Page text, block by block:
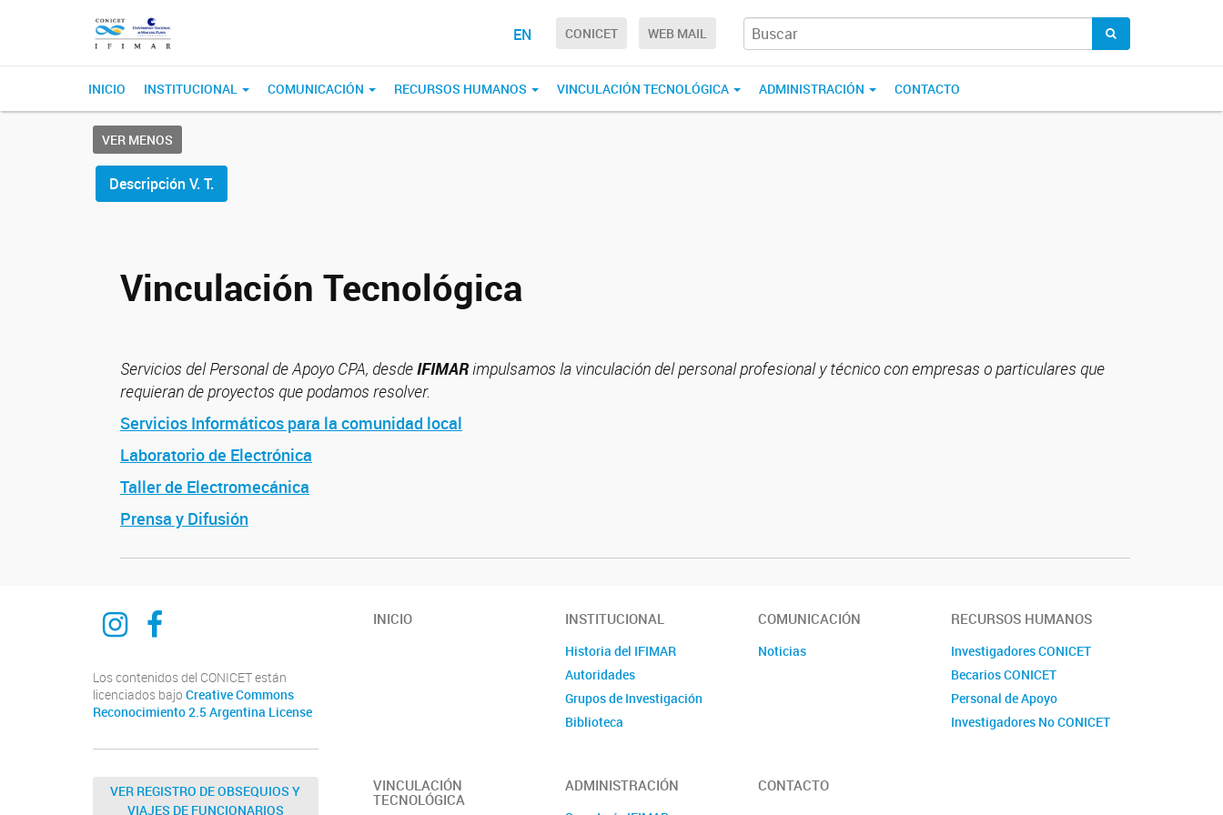
EN CONICET WEB MAIL
INICIO INSTITUCIONAL COMUNICACIÓN RECURSOS HUMANOS VINCULACIÓN TECNOLÓGICA ADMINISTRACIÓN CONTACTO
VER MENOS
Descripción V. T.
Vinculación Tecnológica
Servicios del Personal de Apoyo CPA, desdeIFIMARimpulsamos la vinculación del personal profesional y técnico con empresas o particulares que
requieran de proyectos que podamos resolver.
Servicios Informáticos para la comunidad local
Laboratorio de Electrónica
Taller de Electromecánica
Prensa y Difusión
INSTAGRAM
FACEBOOK
Los contenidos del CONICET están
licenciados bajo Creative Commons
Reconocimiento 2.5 Argentina License
VER REGISTRO DE OBSEQUIOS Y
VIAJES DE FUNCIONARIOS
INICIO INSTITUCIONAL
Historia del IFIMAR
Autoridades
Grupos de Investigación
Biblioteca
COMUNICACIÓN
Noticias
RECURSOS HUMANOS
Investigadores CONICET
Becarios CONICET
Personal de Apoyo
Investigadores No CONICET
VINCULACIÓN
TECNOLÓGICA
ADMINISTRACIÓN CONTACTO